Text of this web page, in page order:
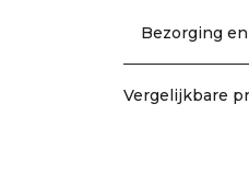
materiaal werken
volledige
Bezorging
Vergelijkbare